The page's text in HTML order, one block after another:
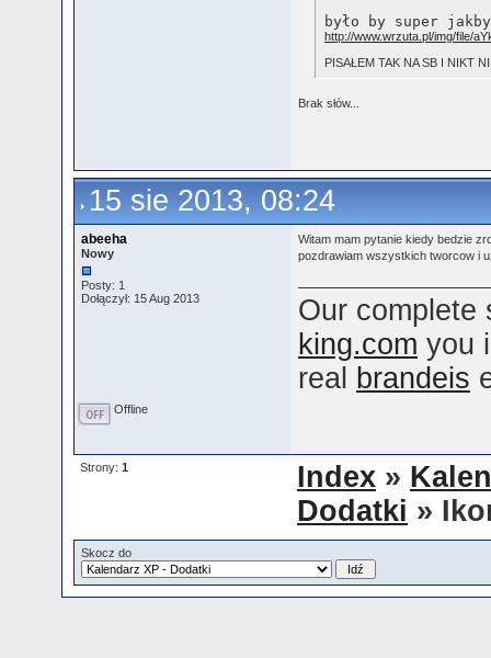
było by super
http://www.wrzuta.pl/img/file/
PISAŁEM TAK NA SB I NIKT
Brak słów...
15 sie 2013, 08:24
abeeha
Nowy
Posty: 1
Dołączył: 15 Aug 2013
Witam mam pytanie kiedy bedzie
pozdrawiam wszystkich tworcow i
Our
king.com you
real brandeis
Offline
Strony: 1 Index »
Dodatki »
Skocz do